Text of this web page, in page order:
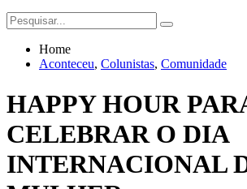
Home
Aconteceu, Colunistas, Comunidade
HAPPY HOUR
CELEBRAR O DIA
INTERNACIONAL